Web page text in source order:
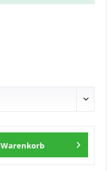
Warenkorb